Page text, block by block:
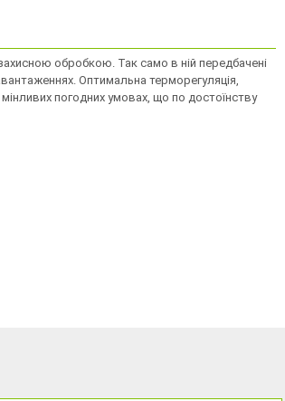
обробкою. Так само в ній передбачені
Оптимальна терморегуляція,
погодних умовах, що по достоїнству